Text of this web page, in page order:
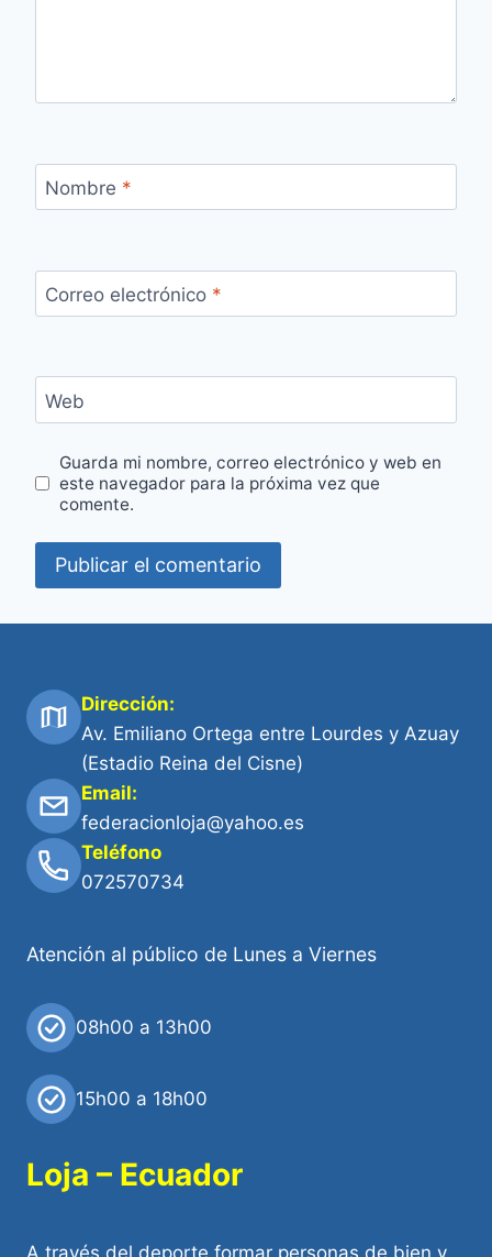
Nombre *
Correo electrónico *
Web
Guarda mi nombre, correo electrónico y web en
este navegador para la próxima vez que
comente.
Dirección:
Av. Emiliano Ortega entre Lourdes y Azuay
(Estadio Reina del Cisne)
Email:
federacionloja@yahoo.es
Teléfono
072570734
Atención al público de Lunes a Viernes
08h00 a 13h00
15h00 a 18h00
Loja – Ecuador
A través del deporte formar personas de bien y